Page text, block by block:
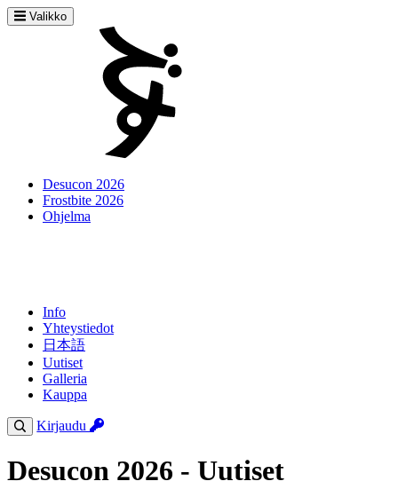
Valikko
Desucon 2026
Frostbite 2026
Ohjelma
Info
Yhteystiedot
日本語
Uutiset
Galleria
Kauppa
Kirjaudu
Desucon 2026 - Uutiset